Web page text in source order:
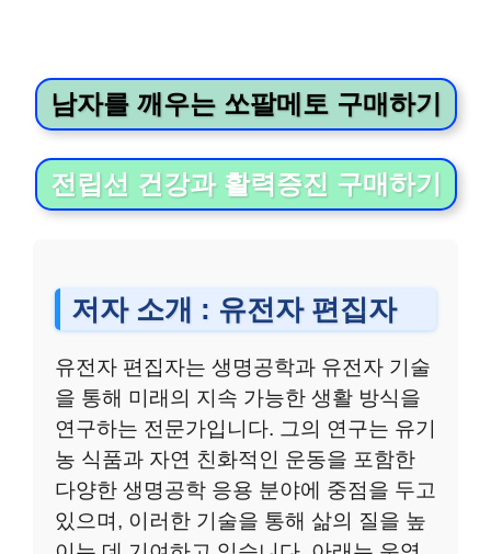
남자를 깨우는 쏘팔메토 구매하기
전립선 건강과 활력증진 구매하기
저자 소개 : 유전자 편집자
유전자 편집자는 생명공학과 유전자 기술
을 통해 미래의 지속 가능한 생활 방식을
연구하는 전문가입니다. 그의 연구는 유기
농 식품과 자연 친화적인 운동을 포함한
다양한 생명공학 응용 분야에 중점을 두고
있으며, 이러한 기술을 통해 삶의 질을 높